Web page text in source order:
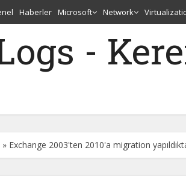
Haberler Microsoft Network
-
» Exchange 2003'ten 2010'a migration